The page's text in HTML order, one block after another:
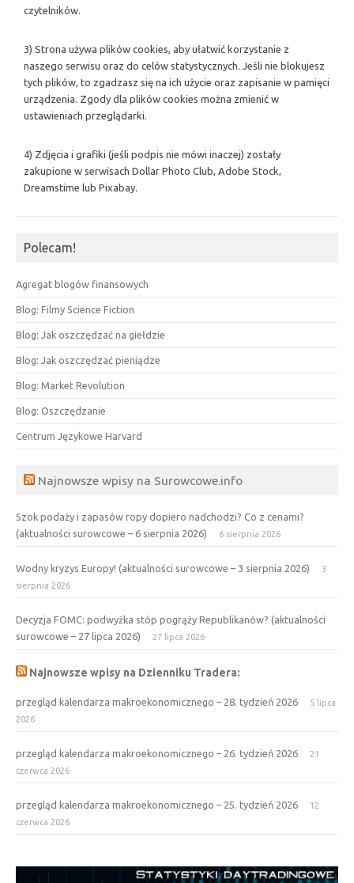
czytelników.
3) Strona używa plików cookies, aby ułatwić korzystanie z
naszego serwisu oraz do celów statystycznych. Jeśli nie blokujesz
tych plików, to zgadzasz się na ich użycie oraz zapisanie w pamięci
urządzenia. Zgody dla plików cookies można zmienić w
ustawieniach przeglądarki.
4) Zdjęcia i grafiki (jeśli podpis nie mówi inaczej) zostały
zakupione w serwisach Dollar Photo Club, Adobe Stock,
Dreamstime lub Pixabay.
Polecam!
Agregat blogów finansowych
Blog: Filmy Science Fiction
Blog: Jak oszczędzać na giełdzie
Blog: Jak oszczędzać pieniądze
Blog: Market Revolution
Blog: Oszczędzanie
Centrum Językowe Harvard
Najnowsze wpisy na Surowcowe.info
Szok podaży i zapasów ropy dopiero nadchodzi? Co z cenami?
(aktualności surowcowe – 6 sierpnia 2026)
6 sierpnia 2026
Wodny kryzys Europy! (aktualności surowcowe – 3 sierpnia 2026)
3
sierpnia 2026
Decyzja FOMC: podwyżka stóp pogrąży Republikanów? (aktualności
surowcowe – 27 lipca 2026)
27 lipca 2026
Najnowsze wpisy na Dzienniku Tradera:
przegląd kalendarza makroekonomicznego – 28. tydzień 2026
5 lipca
2026
przegląd kalendarza makroekonomicznego – 26. tydzień 2026
21
czerwca 2026
przegląd kalendarza makroekonomicznego – 25. tydzień 2026
12
czerwca 2026